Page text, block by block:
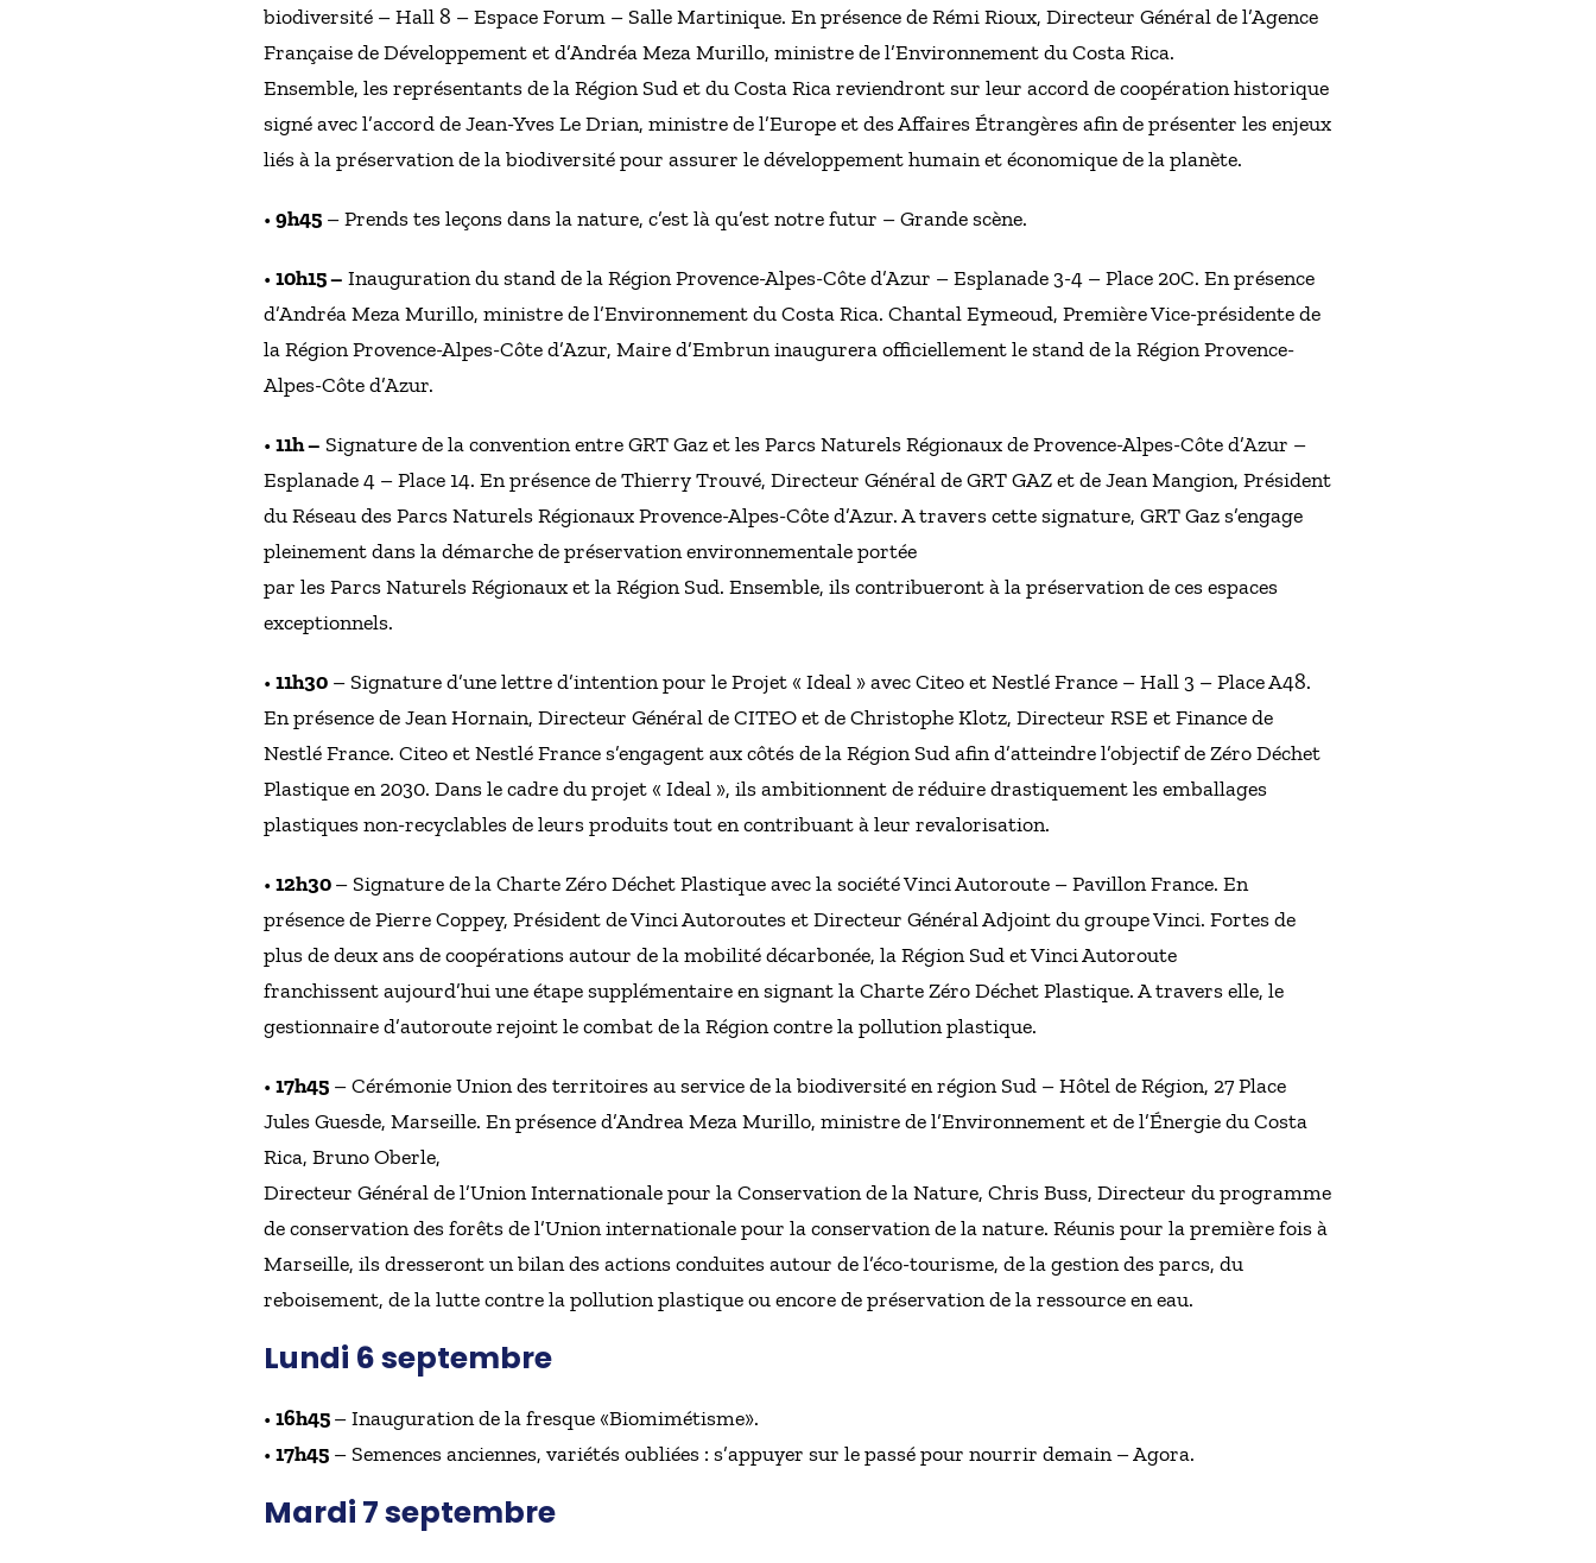
biodiversité – Hall 8 – Espace Forum – Salle Martinique. En présence de Rémi Rioux, Directeur Général de l’Agence
Française de Développement et d’Andréa Meza Murillo, ministre de l’Environnement du Costa Rica.
Ensemble, les représentants de la Région Sud et du Costa Rica reviendront sur leur accord de coopération historique
signé avec l’accord de Jean-Yves Le Drian, ministre de l’Europe et des Affaires Étrangères afin de présenter les enjeux
liés à la préservation de la biodiversité pour assurer le développement humain et économique de la planète.
•9h45 – Prends tes leçons dans la nature, c’est là qu’est notre futur – Grande scène.
•10h15 – Inauguration du stand de la Région Provence-Alpes-Côte d’Azur – Esplanade 3-4 – Place 20C. En présence
d’Andréa Meza Murillo, ministre de l’Environnement du Costa Rica. Chantal Eymeoud, Première Vice-présidente de
la Région Provence-Alpes-Côte d’Azur, Maire d’Embrun inaugurera officiellement le stand de la Région Provence-
Alpes-Côte d’Azur.
•11h – Signature de la convention entre GRT Gaz et les Parcs Naturels Régionaux de Provence-Alpes-Côte d’Azur –
Esplanade 4 – Place 14. En présence de Thierry Trouvé, Directeur Général de GRT GAZ et de Jean Mangion, Président
du Réseau des Parcs Naturels Régionaux Provence-Alpes-Côte d’Azur. A travers cette signature, GRT Gaz s’engage
pleinement dans la démarche de préservation environnementale portée
par les Parcs Naturels Régionaux et la Région Sud. Ensemble, ils contribueront à la préservation de ces espaces
exceptionnels.
•11h30 – Signature d’une lettre d’intention pour le Projet « Ideal » avec Citeo et Nestlé France – Hall 3 – Place A48.
En présence de Jean Hornain, Directeur Général de CITEO et de Christophe Klotz, Directeur RSE et Finance de
Nestlé France. Citeo et Nestlé France s’engagent aux côtés de la Région Sud afin d’atteindre l’objectif de Zéro Déchet
Plastique en 2030. Dans le cadre du projet « Ideal », ils ambitionnent de réduire drastiquement les emballages
plastiques non-recyclables de leurs produits tout en contribuant à leur revalorisation.
•12h30– Signature de la Charte Zéro Déchet Plastique avec la société Vinci Autoroute – Pavillon France. En
présence de Pierre Coppey, Président de Vinci Autoroutes et Directeur Général Adjoint du groupe Vinci. Fortes de
plus de deux ans de coopérations autour de la mobilité décarbonée, la Région Sud et Vinci Autoroute
franchissent aujourd’hui une étape supplémentaire en signant la Charte Zéro Déchet Plastique. A travers elle, le
gestionnaire d’autoroute rejoint le combat de la Région contre la pollution plastique.
•17h45 – Cérémonie Union des territoires au service de la biodiversité en région Sud – Hôtel de Région, 27 Place
Jules Guesde, Marseille. En présence d’Andrea Meza Murillo, ministre de l’Environnement et de l’Énergie du Costa
Rica, Bruno Oberle,
Directeur Général de l’Union Internationale pour la Conservation de la Nature, Chris Buss, Directeur du programme
de conservation des forêts de l’Union internationale pour la conservation de la nature. Réunis pour la première fois à
Marseille, ils dresseront un bilan des actions conduites autour de l’éco-tourisme, de la gestion des parcs, du
reboisement, de la lutte contre la pollution plastique ou encore de préservation de la ressource en eau.
Lundi 6 septembre
•16h45– Inauguration de la fresque «Biomimétisme».
•17h45 – Semences anciennes, variétés oubliées : s’appuyer sur le passé pour nourrir demain – Agora.
Mardi 7 septembre